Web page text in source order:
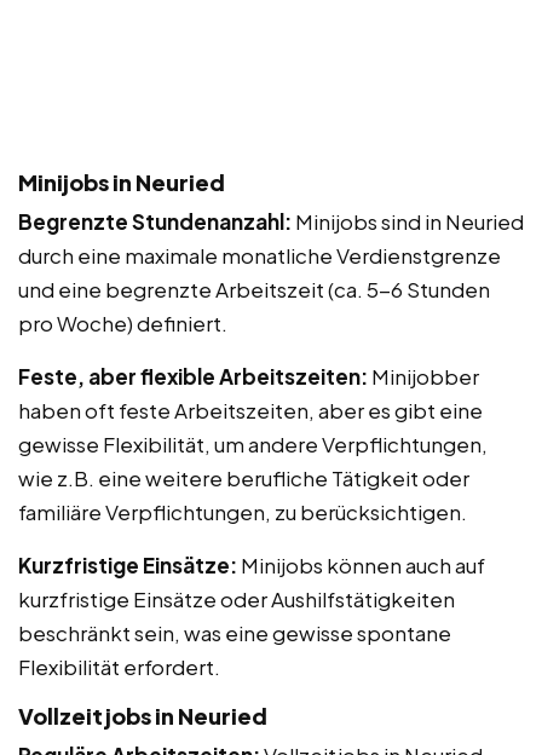
Minijobs in Neuried
Begrenzte Stundenanzahl: Minijobs sind in Neuried
durch eine maximale monatliche Verdienstgrenze
und eine begrenzte Arbeitszeit (ca. 5-6 Stunden
pro Woche) definiert.
Feste, aber flexible Arbeitszeiten: Minijobber
haben oft feste Arbeitszeiten, aber es gibt eine
gewisse Flexibilität, um andere Verpflichtungen,
wie z.B. eine weitere berufliche Tätigkeit oder
familiäre Verpflichtungen, zu berücksichtigen.
Kurzfristige Einsätze: Minijobs können auch auf
kurzfristige Einsätze oder Aushilfstätigkeiten
beschränkt sein, was eine gewisse spontane
Flexibilität erfordert.
Vollzeitjobs in Neuried